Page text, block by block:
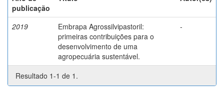
publicação
2019
Embrapa Agrossilvipastoril:
primeiras contribuições para o
desenvolvimento de uma
agropecuária sustentável.
-
Resultado 1-1 de 1.